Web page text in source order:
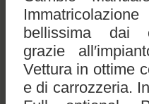
bellissima dai
grazie
Vettura in ottime
e di carrozzeria.